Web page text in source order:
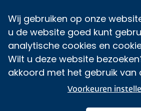
Wij gebruiken op onze
u de website goed kunt
analytische cookies en
Wilt u deze website
akkoord met het gebruik van
Voorkeuren